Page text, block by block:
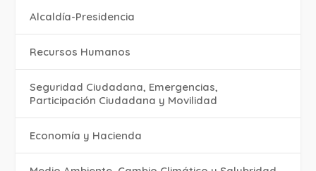
Alcaldía-Presidencia
Recursos Humanos
Seguridad Ciudadana, Emergencias,
Participación Ciudadana y Movilidad
Economía y Hacienda